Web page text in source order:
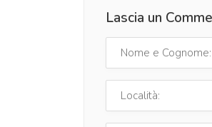
Lascia un